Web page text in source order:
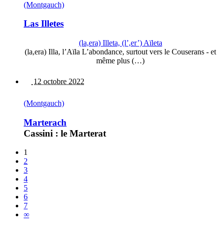
(Montgauch)
Las Illetes
(la,era) Illeta, (l’,er’) Aïleta
(la,era) Illa, l’Aïla L’abondance, surtout vers le Couserans - et
même plus (…)
12 octobre 2022
(Montgauch)
Marterach
Cassini : le Marterat
1
2
3
4
5
6
7
∞